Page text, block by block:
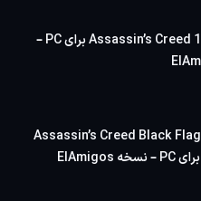
دانلود بازی Assassin’s Creed 1 برای PC –
دانلود بازی Assassin’s Creed Black Flag